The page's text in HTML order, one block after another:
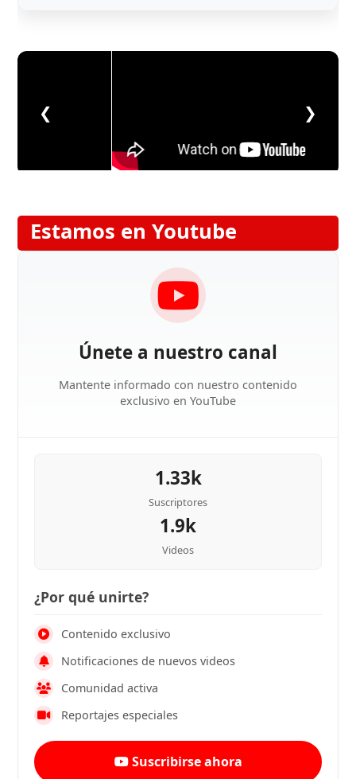
❮ ❯
Estamos en Youtube
Únete a nuestro canal
Mantente informado con nuestro contenido
exclusivo en YouTube
1.33k
Suscriptores
1.9k
Videos
¿Por qué unirte?
Contenido exclusivo
Notificaciones de nuevos videos
Comunidad activa
Reportajes especiales
Suscribirse ahora